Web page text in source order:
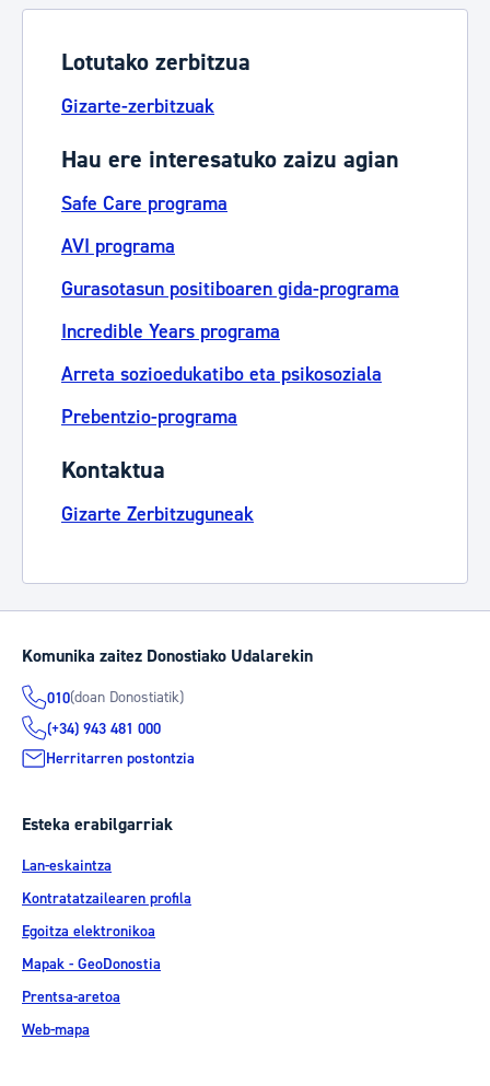
Lotutako zerbitzua
Gizarte-zerbitzuak
Hau ere interesatuko zaizu agian
Safe Care programa
AVI programa
Gurasotasun positiboaren gida-programa
Incredible Years programa
Arreta sozioedukatibo eta psikosoziala
Prebentzio-programa
Kontaktua
Gizarte Zerbitzuguneak
Komunika zaitez Donostiako Udalarekin
010(doan Donostiatik)
(+34) 943 481 000
Herritarren postontzia
Esteka erabilgarriak
Lan-eskaintza
Kontratatzailearen profila
Egoitza elektronikoa
Mapak - GeoDonostia
Prentsa-aretoa
Web-mapa